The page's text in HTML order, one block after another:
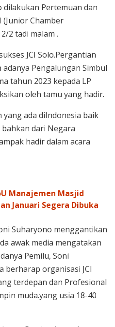
Pertemuan dan
(Junior Chamber
2 tadi malam .
JCI Solo.Pergantian
Pengalungan Simbul
tahun 2023 kepada LP
oleh tamu yang hadir.
ada diIndonesia baik
bahkan dari Negara
hadir dalam acara
Manajemen Masjid
Januari Segera Dibuka
Suharyono menggantikan
awak media mengatakan
Pemilu, Soni
berharap organisasi JCI
terdepan dan Profesional
muda.yang usia 18-40